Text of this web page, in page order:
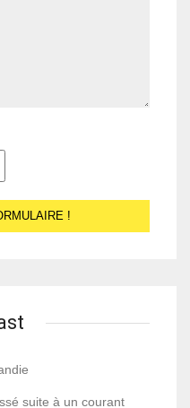
suite à un courant